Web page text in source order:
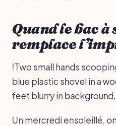
Quand le bac à
remplace
!Two small hands
blue plastic shovel in a
feet blurry in
Un mercredi ensoleillé,